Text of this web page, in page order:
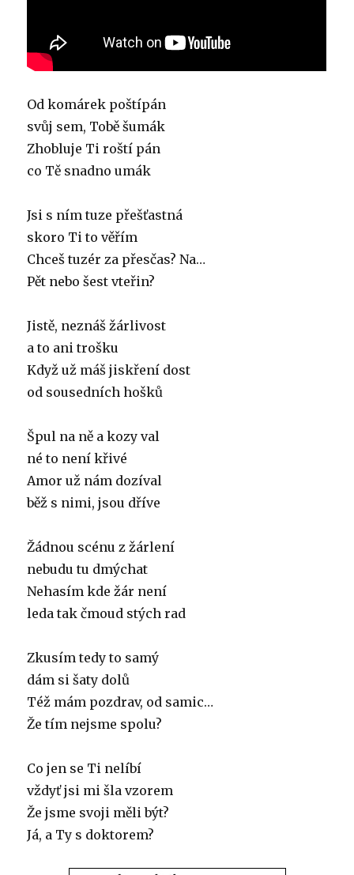
Od komárek poštípán
svůj sem, Tobě šumák
Zhobluje Ti roští pán
co Tě snadno umák
Jsi s ním tuze přešťastná
skoro Ti to věřím
Chceš tuzér za přesčas? Na…
Pět nebo šest vteřin?
Jistě, neznáš žárlivost
a to ani trošku
Když už máš jiskření dost
od sousedních hošků
Špul na ně a kozy val
né to není křivé
Amor už nám dozíval
běž s nimi, jsou dříve
Žádnou scénu z žárlení
nebudu tu dmýchat
Nehasím kde žár není
leda tak čmoud stých rad
Zkusím tedy to samý
dám si šaty dolů
Též mám pozdrav, od samic…
Že tím nejsme spolu?
Co jen se Ti nelíbí
vždyť jsi mi šla vzorem
Že jsme svoji měli být?
Já, a Ty s doktorem?